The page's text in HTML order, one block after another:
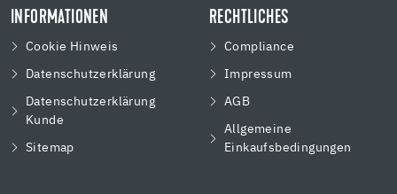
INFORMATIONEN
Cookie Hinweis
Datenschutzerklärung
Datenschutzerklärung
Kunde
Sitemap
RECHTLICHES
Compliance
Impressum
AGB
Allgemeine
Einkaufsbedingungen